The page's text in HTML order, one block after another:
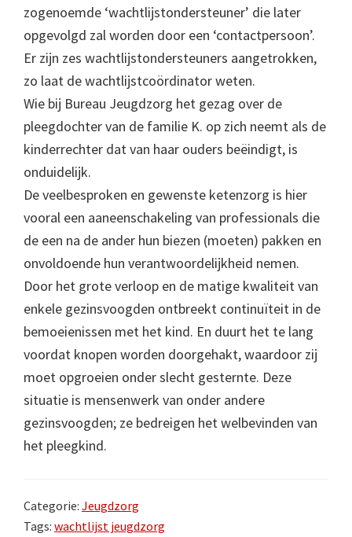
zogenoemde ‘wachtlijstondersteuner’ die later
opgevolgd zal worden door een ‘contactpersoon’.
Er zijn zes wachtlijstondersteuners aangetrokken,
zo laat de wachtlijstcoördinator weten.
Wie bij Bureau Jeugdzorg het gezag over de
pleegdochter van de familie K. op zich neemt als de
kinderrechter dat van haar ouders beëindigt, is
onduidelijk.
De veelbesproken en gewenste ketenzorg is hier
vooral een aaneenschakeling van professionals die
de een na de ander hun biezen (moeten) pakken en
onvoldoende hun verantwoordelijkheid nemen.
Door het grote verloop en de matige kwaliteit van
enkele gezinsvoogden ontbreekt continuïteit in de
bemoeienissen met het kind. En duurt het te lang
voordat knopen worden doorgehakt, waardoor zij
moet opgroeien onder slecht gesternte. Deze
situatie is mensenwerk van onder andere
gezinsvoogden; ze bedreigen het welbevinden van
het pleegkind.
Categorie: Jeugdzorg
Tags: wachtlijst jeugdzorg